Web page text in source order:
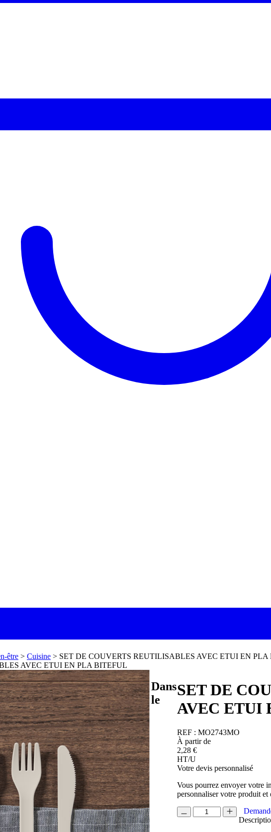
être > Cuisine > SET DE COUVERTS REUTILISABLES AVEC ETUI EN PLA
AVEC ETUI EN PLA BITEFUL
SET DE
AVEC ETUI
REF : MO2743MO
À partir de
2,28 €
HT/U
Votre devis personnalisé
Vous pourrez envoyer votre
personnaliser votre produit et
quantité
de
Dans
le